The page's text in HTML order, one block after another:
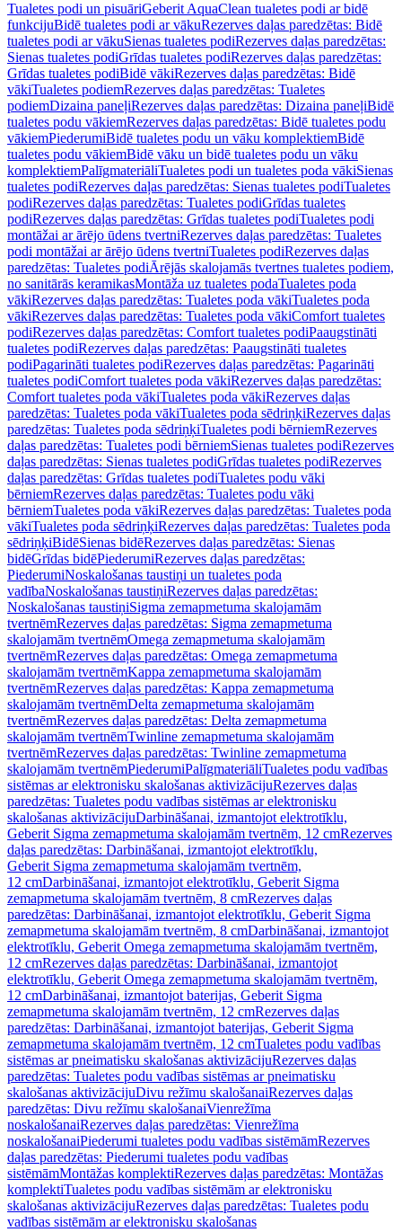
Tualetes podi un pisuāriGeberit AquaClean tualetes podi ar bidē
funkcijuBidē tualetes podi ar vākuRezerves daļas paredzētas: Bidē
tualetes podi ar vākuSienas tualetes podiRezerves daļas paredzētas:
Sienas tualetes podiGrīdas tualetes podiRezerves daļas paredzētas:
Grīdas tualetes podiBidē vākiRezerves daļas paredzētas: Bidē
vākiTualetes podiemRezerves daļas paredzētas: Tualetes
podiemDizaina paneļiRezerves daļas paredzētas: Dizaina paneļiBidē
tualetes podu vākiemRezerves daļas paredzētas: Bidē tualetes podu
vākiemPiederumiBidē tualetes podu un vāku komplektiemBidē
tualetes podu vākiemBidē vāku un bidē tualetes podu un vāku
komplektiemPalīgmateriāliTualetes podi un tualetes poda vākiSienas
tualetes podiRezerves daļas paredzētas: Sienas tualetes podiTualetes
podiRezerves daļas paredzētas: Tualetes podiGrīdas tualetes
podiRezerves daļas paredzētas: Grīdas tualetes podiTualetes podi
montāžai ar ārējo ūdens tvertniRezerves daļas paredzētas: Tualetes
podi montāžai ar ārējo ūdens tvertniTualetes podiRezerves daļas
paredzētas: Tualetes podiĀrējās skalojamās tvertnes tualetes podiem,
no sanitārās keramikasMontāža uz tualetes podaTualetes poda
vākiRezerves daļas paredzētas: Tualetes poda vākiTualetes poda
vākiRezerves daļas paredzētas: Tualetes poda vākiComfort tualetes
podiRezerves daļas paredzētas: Comfort tualetes podiPaaugstināti
tualetes podiRezerves daļas paredzētas: Paaugstināti tualetes
podiPagarināti tualetes podiRezerves daļas paredzētas: Pagarināti
tualetes podiComfort tualetes poda vākiRezerves daļas paredzētas:
Comfort tualetes poda vākiTualetes poda vākiRezerves daļas
paredzētas: Tualetes poda vākiTualetes poda sēdriņķiRezerves daļas
paredzētas: Tualetes poda sēdriņķiTualetes podi bērniemRezerves
daļas paredzētas: Tualetes podi bērniemSienas tualetes podiRezerves
daļas paredzētas: Sienas tualetes podiGrīdas tualetes podiRezerves
daļas paredzētas: Grīdas tualetes podiTualetes podu vāki
bērniemRezerves daļas paredzētas: Tualetes podu vāki
bērniemTualetes poda vākiRezerves daļas paredzētas: Tualetes poda
vākiTualetes poda sēdriņķiRezerves daļas paredzētas: Tualetes poda
sēdriņķiBidēSienas bidēRezerves daļas paredzētas: Sienas
bidēGrīdas bidēPiederumiRezerves daļas paredzētas:
PiederumiNoskalošanas taustiņi un tualetes poda
vadībaNoskalošanas taustiņiRezerves daļas paredzētas:
Noskalošanas taustiņiSigma zemapmetuma skalojamām
tvertnēmRezerves daļas paredzētas: Sigma zemapmetuma
skalojamām tvertnēmOmega zemapmetuma skalojamām
tvertnēmRezerves daļas paredzētas: Omega zemapmetuma
skalojamām tvertnēmKappa zemapmetuma skalojamām
tvertnēmRezerves daļas paredzētas: Kappa zemapmetuma
skalojamām tvertnēmDelta zemapmetuma skalojamām
tvertnēmRezerves daļas paredzētas: Delta zemapmetuma
skalojamām tvertnēmTwinline zemapmetuma skalojamām
tvertnēmRezerves daļas paredzētas: Twinline zemapmetuma
skalojamām tvertnēmPiederumiPalīgmateriāliTualetes podu vadības
sistēmas ar elektronisku skalošanas aktivizācijuRezerves daļas
paredzētas: Tualetes podu vadības sistēmas ar elektronisku
skalošanas aktivizācijuDarbināšanai, izmantojot elektrotīklu,
Geberit Sigma zemapmetuma skalojamām tvertnēm, 12 cmRezerves
daļas paredzētas: Darbināšanai, izmantojot elektrotīklu,
Geberit Sigma zemapmetuma skalojamām tvertnēm,
12 cmDarbināšanai, izmantojot elektrotīklu, Geberit Sigma
zemapmetuma skalojamām tvertnēm, 8 cmRezerves daļas
paredzētas: Darbināšanai, izmantojot elektrotīklu, Geberit Sigma
zemapmetuma skalojamām tvertnēm, 8 cmDarbināšanai, izmantojot
elektrotīklu, Geberit Omega zemapmetuma skalojamām tvertnēm,
12 cmRezerves daļas paredzētas: Darbināšanai, izmantojot
elektrotīklu, Geberit Omega zemapmetuma skalojamām tvertnēm,
12 cmDarbināšanai, izmantojot baterijas, Geberit Sigma
zemapmetuma skalojamām tvertnēm, 12 cmRezerves daļas
paredzētas: Darbināšanai, izmantojot baterijas, Geberit Sigma
zemapmetuma skalojamām tvertnēm, 12 cmTualetes podu vadības
sistēmas ar pneimatisku skalošanas aktivizācijuRezerves daļas
paredzētas: Tualetes podu vadības sistēmas ar pneimatisku
skalošanas aktivizācijuDivu režīmu skalošanaiRezerves daļas
paredzētas: Divu režīmu skalošanaiVienrežīma
noskalošanaiRezerves daļas paredzētas: Vienrežīma
noskalošanaiPiederumi tualetes podu vadības sistēmāmRezerves
daļas paredzētas: Piederumi tualetes podu vadības
sistēmāmMontāžas komplektiRezerves daļas paredzētas: Montāžas
komplektiTualetes podu vadības sistēmām ar elektronisku
skalošanas aktivizācijuRezerves daļas paredzētas: Tualetes podu
vadības sistēmām ar elektronisku skalošanas